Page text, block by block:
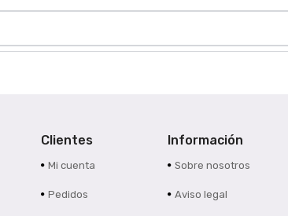
Clientes
Mi cuenta
Pedidos
Información
Sobre nosotros
Aviso legal